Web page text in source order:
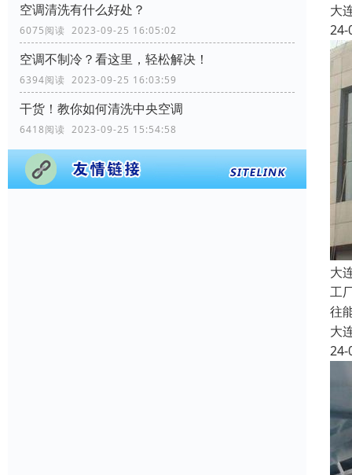
空调清洗有什么好处？
6075阅读 2023-09-25 16:05:02
空调不制冷？看这里，轻松解决！
6394阅读 2023-09-25 16:03:59
干货！教你如何清洗中央空调
6418阅读 2023-09-25 15:54:58
大
24-
大
工
往
大
24-